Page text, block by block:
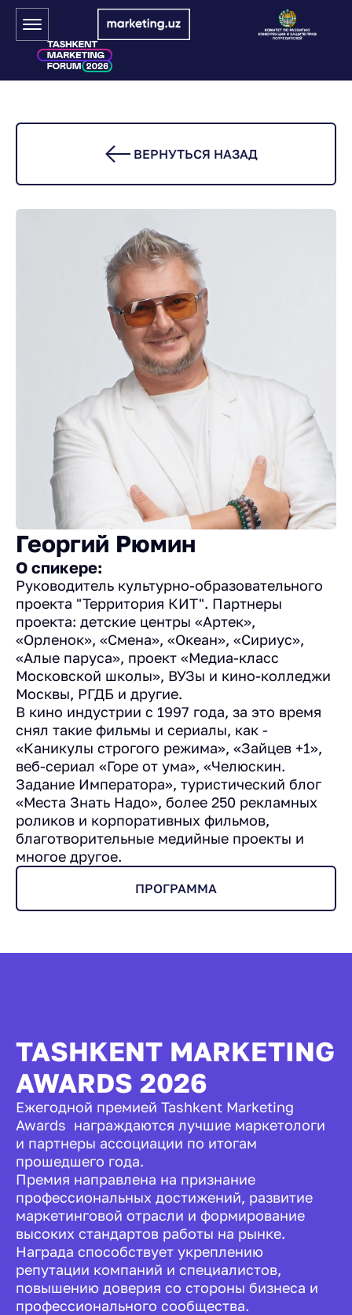
ВЕРНУТЬСЯ НАЗАД
Георгий Рюмин
О спикере:
Руководитель культурно-образовательного
проекта "Территория КИТ". Партнеры
проекта: детские центры «Артек»,
«Орленок», «Смена», «Океан», «Сириус»,
«Алые паруса», проект «Медиа-класс
Московской школы», ВУЗы и кино-колледжи
Москвы, РГДБ и другие.
В кино индустрии с 1997 года, за это время
снял такие фильмы и сериалы, как -
«Каникулы строгого режима», «Зайцев +1»,
веб-сериал «Горе от ума», «Челюскин.
Задание Императора», туристический блог
«Места Знать Надо», более 250 рекламных
роликов и корпоративных фильмов,
благотворительные медийные проекты и
многое другое.
ПРОГРАММА
TASHKENT MARKETING
AWARDS 2026
Ежегодной премией Tashkent Marketing
Awards награждаются лучшие маркетологи
и партнеры ассоциации по итогам
прошедшего года.
Премия направлена на признание
профессиональных достижений, развитие
маркетинговой отрасли и формирование
высоких стандартов работы на рынке.
Награда способствует укреплению
репутации компаний и специалистов,
повышению доверия со стороны бизнеса и
профессионального сообщества.